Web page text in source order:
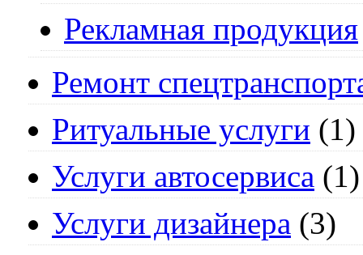
Рекламная продукция
Ремонт
Ритуальные услуги (1)
Услуги автосервиса (1)
Услуги дизайнера (3)